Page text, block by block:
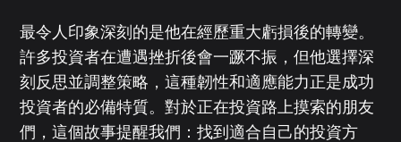
最令人印象深刻的是他在經歷重大虧損後的轉變。
許多投資者在遭遇挫折後會一蹶不振，但他選擇深
刻反思並調整策略，這種韌性和適應能力正是成功
投資者的必備特質。對於正在投資路上摸索的朋友
們，這個故事提醒我們：找到適合自己的投資方